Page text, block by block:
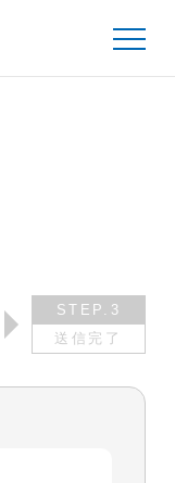
STEP.3
送信完了